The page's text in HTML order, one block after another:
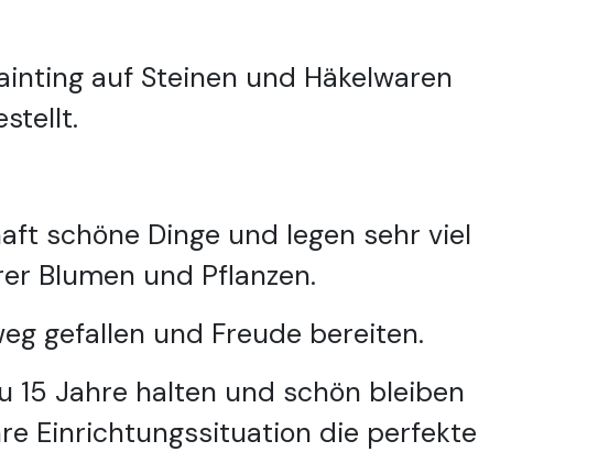
auf Steinen und Häkelwaren
schöne Dinge und legen sehr viel
Blumen und Pflanzen.
gefallen und Freude bereiten.
15 Jahre halten und schön bleiben
Einrichtungssituation die perfekte